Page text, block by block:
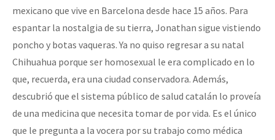
mexicano que vive en Barcelona desde hace 15 años. Para
espantar la nostalgia de su tierra, Jonathan sigue vistiendo
poncho y botas vaqueras. Ya no quiso regresar a su natal
Chihuahua porque ser homosexual le era complicado en lo
que, recuerda, era una ciudad conservadora. Además,
descubrió que el sistema público de salud catalán lo proveía
de una medicina que necesita tomar de por vida. Es el único
que le pregunta a la vocera por su trabajo como médica